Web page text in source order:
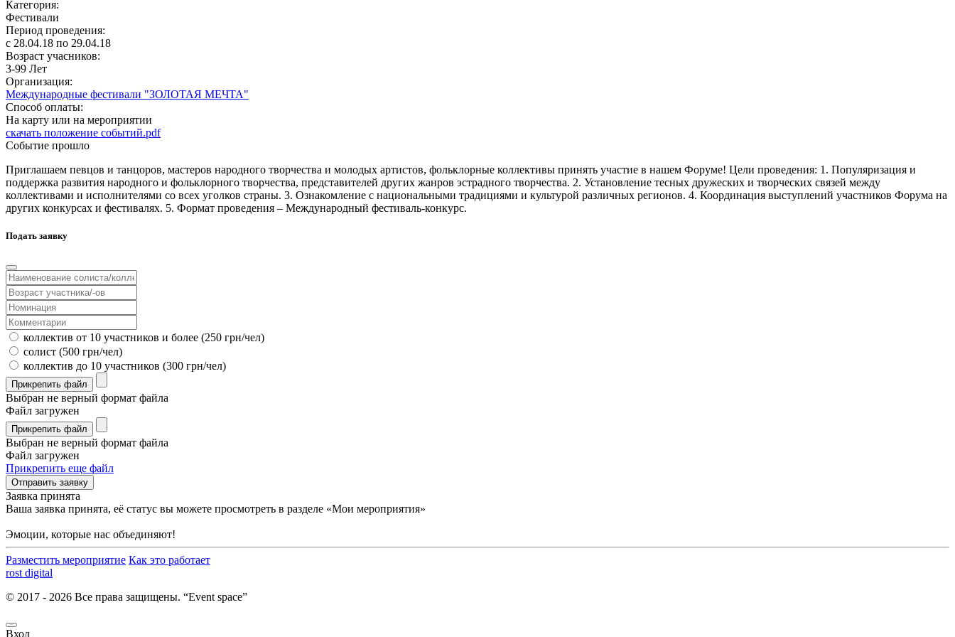
Категория:
Фестивали
Период проведения:
c 28.04.18 по 29.04.18
Возраст учасников:
3-99 Лет
Организация:
Международные фестивали "ЗОЛОТАЯ МЕЧТА"
Способ оплаты:
На карту или на мероприятии
скачать положение событий.pdf
Событие прошло
Приглашаем певцов и танцоров, мастеров народного творчества и молодых артистов, фольклорные коллективы принять участие в нашем Форуме! Цели проведения: 1. Популяризация и
поддержка развития народного и фольклорного творчества, представителей других жанров эстрадного творчества. 2. Установление тесных дружеских и творческих связей между
коллективами и исполнителями со всех уголков страны. 3. Ознакомление с национальными традициями и культурой различных регионов. 4. Координация выступлений участников Форума на
других конкурсах и фестивалях. 5. Формат проведения – Международный фестиваль-конкурс.
Подать заявку
коллектив от 10 участников и более (250 грн/чел)
солист (500 грн/чел)
коллектив до 10 участников (300 грн/чел)
Прикрепить файл
Выбран не верный формат файла
Файл загружен
Прикрепить файл
Выбран не верный формат файла
Файл загружен
Прикрепить еще файл
Отправить заявку
Заявка принята
Ваша заявка принята, её статус вы можете просмотреть в разделе «Мои мероприятия»
Эмоции, которые нас объединяют!
Разместить мероприятие Как это работает
rost digital
© 2017 - 2026 Все права защищены. “Event space”
Вход